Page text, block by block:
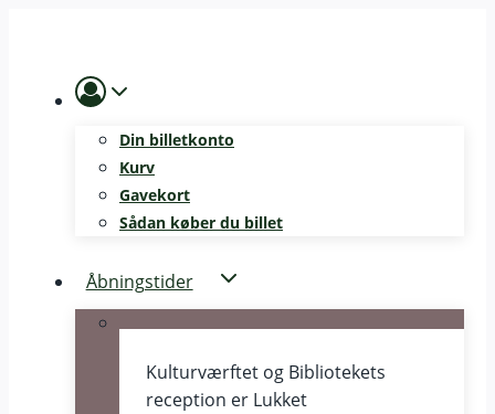
Din billetkonto
Kurv
Gavekort
Sådan køber du billet
Åbningstider
Kulturværftet og Bibliotekets
reception er Lukket